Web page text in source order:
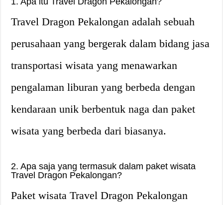
Travel Dragon Pekalongan adalah sebuah
perusahaan yang bergerak dalam bidang jasa
transportasi wisata yang menawarkan
pengalaman liburan yang berbeda dengan
kendaraan unik berbentuk naga dan paket
wisata yang berbeda dari biasanya.
2. Apa saja yang termasuk dalam paket wisata
Travel Dragon Pekalongan?
Paket wisata Travel Dragon Pekalongan